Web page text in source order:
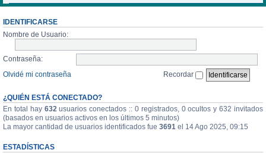
IDENTIFICARSE
Nombre de Usuario:
Contraseña:
Olvidé mi contraseña
Recordar
¿QUIÉN ESTÁ CONECTADO?
En total hay 632 usuarios conectados :: 0 registrados, 0 ocultos y 632 invitados
(basados en usuarios activos en los últimos 5 minutos)
La mayor cantidad de usuarios identificados fue 3691 el 14 Ago 2025, 09:15
ESTADÍSTICAS